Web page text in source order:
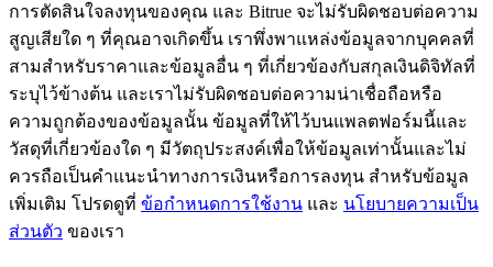
เรียนรู้เกี่ยวกับการสร้างรายได้แบบพาสซีฟ
Bitrue AI
การตัดสินใจลงทุนของคุณ และ Bitrue จะไม่รับผิดชอบต่อความ
สูญเสียใด ๆ ที่คุณอาจเกิดขึ้น เราพึ่งพาแหล่งข้อมูลจากบุคคลที่
สามสำหรับราคาและข้อมูลอื่น ๆ ที่เกี่ยวข้องกับสกุลเงินดิจิทัลที่
ระบุไว้ข้างต้น และเราไม่รับผิดชอบต่อความน่าเชื่อถือหรือ
ความถูกต้องของข้อมูลนั้น ข้อมูลที่ให้ไว้บนแพลตฟอร์มนี้และ
วัสดุที่เกี่ยวข้องใด ๆ มีวัตถุประสงค์เพื่อให้ข้อมูลเท่านั้นและไม่
ควรถือเป็นคำแนะนำทางการเงินหรือการลงทุน สำหรับข้อมูล
เพิ่มเติม โปรดดูที่ ข้อกำหนดการใช้งาน และ นโยบายความเป็น
ส่วนตัว ของเรา